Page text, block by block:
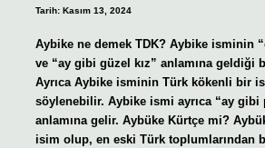
Tarih: Kasım 13, 2024
Aybike ne demek TDK? Aybike isminin
ve “ay gibi güzel kız” anlamına geldiği
Ayrıca Aybike isminin Türk kökenli bir
söylenebilir. Aybike ismi ayrıca “ay gibi
anlamına gelir. Aybüke Kürtçe mi?
isim olup, en eski Türk toplumlarından